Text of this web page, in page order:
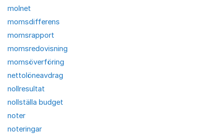
molnet
momsdifferens
momsrapport
momsredovisning
momsöverföring
nettolöneavdrag
nollresultat
nollställa budget
noter
noteringar